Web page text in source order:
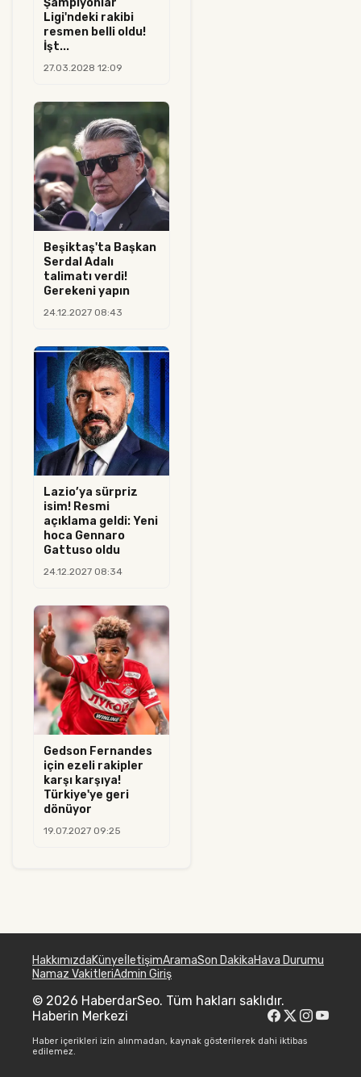
Şampiyonlar
Ligi'ndeki rakibi
resmen belli oldu!
İşt...
27.03.2028 12:09
Beşiktaş'ta Başkan
Serdal Adalı
talimatı verdi!
Gerekeni yapın
24.12.2027 08:43
Lazio’ya sürpriz
isim! Resmi
açıklama geldi: Yeni
hoca Gennaro
Gattuso oldu
24.12.2027 08:34
Gedson Fernandes
için ezeli rakipler
karşı karşıya!
Türkiye'ye geri
dönüyor
19.07.2027 09:25
HakkımızdaKünyeİletişimAramaSon DakikaHava Durumu
Namaz VakitleriAdmin Giriş
© 2026 HaberdarSeo. Tüm hakları saklıdır.
Haberin Merkezi
Haber içerikleri izin alınmadan, kaynak gösterilerek dahi iktibas
edilemez.